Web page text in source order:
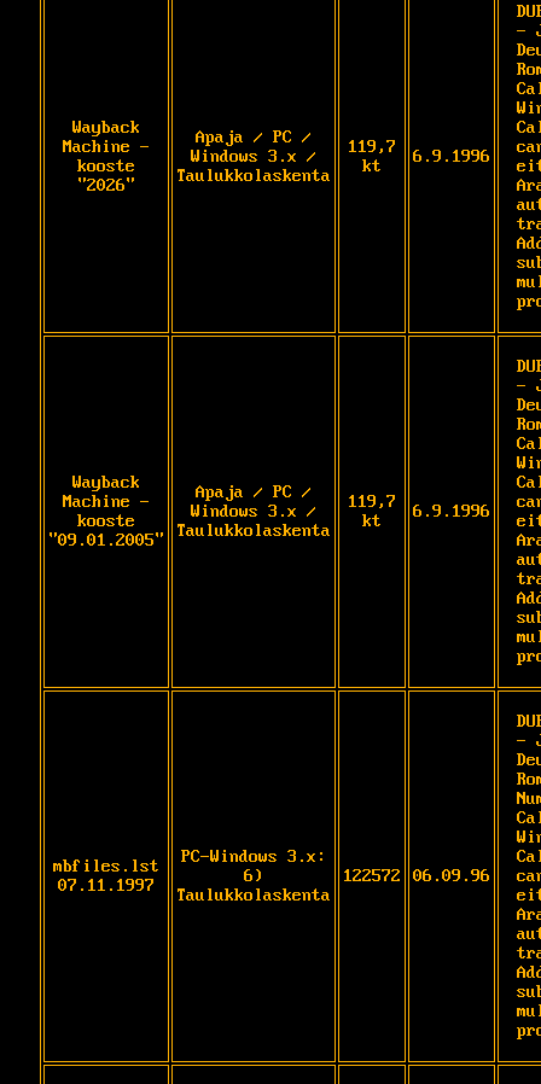
Wayback
Machine -
kooste
"2026"
Apaja / PC /
Windows 3.x /
Taulukkolaskenta
119,7
kt
6.9.1996
-
Wayback
Machine -
kooste
"09.01.2005"
Apaja / PC /
Windows 3.x /
Taulukkolaskenta
119,7
kt
6.9.1996
-
mbfiles.lst
07.11.1997
PC-Windows 3.x:
6)
Taulukkolaskenta
122572 06.09.96
-